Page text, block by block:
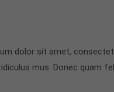
dolor sit amet,
mus. Donec quam